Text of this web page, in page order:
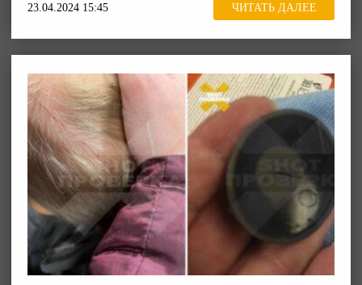
23.04.2024 15:45 ЧИТАТЬ ДАЛЕЕ